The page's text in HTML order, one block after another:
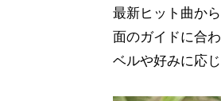
最新ヒット曲か
面のガイドに合
ベルや好みに応